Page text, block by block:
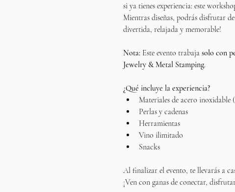
si ya tienes experiencia: este
Mientras diseñas, podrás disfrutar de
divertida, relajada y memorable!
Nota: Este evento trabaja solo con
Jewelry & Metal Stamping.
¿Qué incluye la experiencia?
Materiales de acero inoxidable
Perlas y cadenas
Herramientas
Vino ilimitado
Snacks
Al finalizar el evento, te llevarás a
¡Ven con ganas de conectar,